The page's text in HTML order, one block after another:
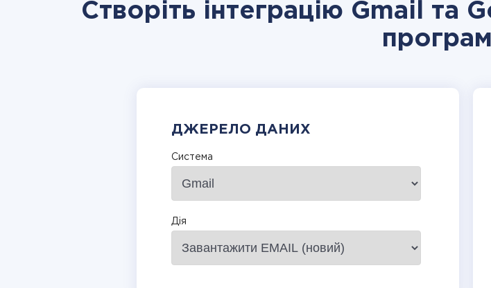
Створіть інтеграцію Gmail та
ДЖЕРЕЛО ДАНИХ
Система
Дія